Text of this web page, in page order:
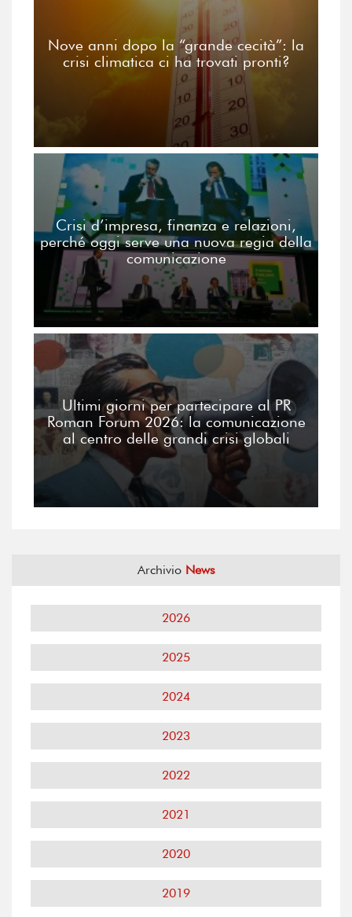
Nove anni dopo la “grande cecità”: la
crisi climatica ci ha trovati pronti?
Crisi d’impresa, finanza e relazioni,
perché oggi serve una nuova regia della
comunicazione
Ultimi giorni per partecipare al PR
Roman Forum 2026: la comunicazione
al centro delle grandi crisi globali
Archivio News
2026
2025
2024
2023
2022
2021
2020
2019